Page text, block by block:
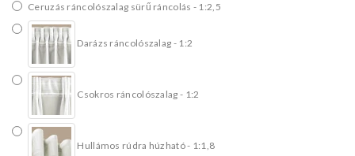
Ceruzás ráncolószalag sürű ráncolás - 1:2,5
Darázs ráncolószalag - 1:2
Csokros ráncolószalag - 1:2
Hullámos rúdra húzható - 1:1,8